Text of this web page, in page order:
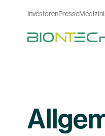
InvestorenPresse